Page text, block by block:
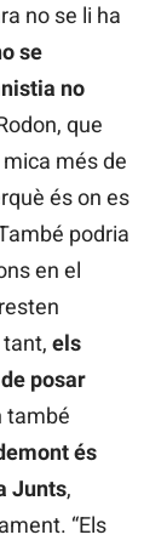
no se li ha
se
no
que
més de
és on es
podria
en el
els
posar
també
és
Junts,
“Els